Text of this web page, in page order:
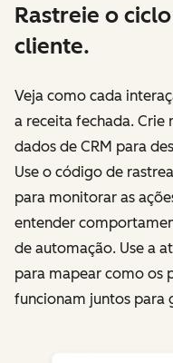
Rastreie o
cliente.
Veja como cada
a receita fechada. Crie
dados de CRM para
Use o código de
para monitorar as
entender
de automação. Use a
para mapear como os
funcionam juntos para